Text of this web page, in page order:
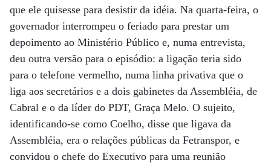
que ele quisesse para desistir da idéia. Na quarta-feira, o
governador interrompeu o feriado para prestar um
depoimento ao Ministério Público e, numa entrevista,
deu outra versão para o episódio: a ligação teria sido
para o telefone vermelho, numa linha privativa que o
liga aos secretários e a dois gabinetes da Assembléia, de
Cabral e o da líder do PDT, Graça Melo. O sujeito,
identificando-se como Coelho, disse que ligava da
Assembléia, era o relações públicas da Fetranspor, e
convidou o chefe do Executivo para uma reunião